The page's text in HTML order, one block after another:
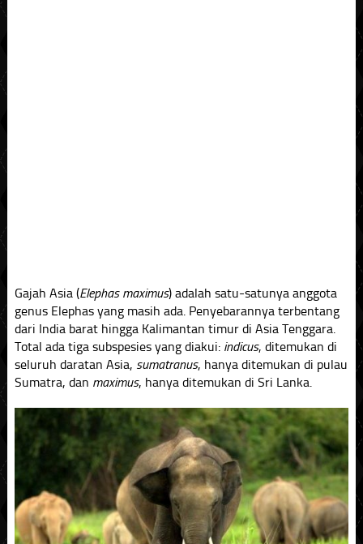
Gajah Asia (Elephas maximus) adalah satu-satunya anggota
genus Elephas yang masih ada. Penyebarannya terbentang
dari India barat hingga Kalimantan timur di Asia Tenggara.
Total ada tiga subspesies yang diakui: indicus, ditemukan di
seluruh daratan Asia, sumatranus, hanya ditemukan di pulau
Sumatra, dan maximus, hanya ditemukan di Sri Lanka.